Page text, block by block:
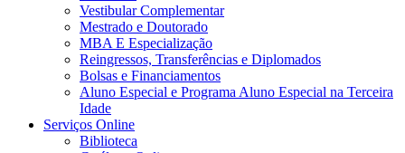
Vestibular Complementar
Mestrado e Doutorado
MBA E Especialização
Reingressos, Transferências e Diplomados
Bolsas e Financiamentos
Aluno Especial e Programa Aluno Especial na Terceira
Idade
Serviços Online
Biblioteca